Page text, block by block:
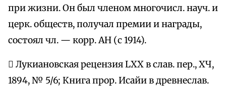
при жизни. Он был членом многочисл. науч. и
церк. обществ, получал премии и награды,
состоял чл. — корр. АН (с 1914).
 Лукиановская рецензия LXX в слав. пер., ХЧ,
1894, № 5/6; Книга прор. Исайи в древнеслав.